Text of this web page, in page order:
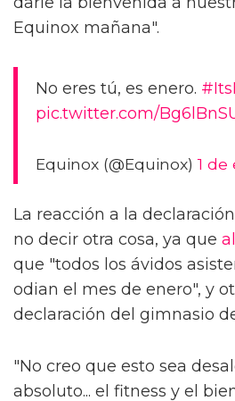
Equinox mañana".
No eres tú, es enero.
pic.twitter.com/
Equinox (@Equinox)1 de
La reacción a la
no decir otra cosa, ya que
que "todos los ávidos
odian el mes de enero", y
declaración del gimnasio
"No creo que esto sea
absoluto... el fitness y el